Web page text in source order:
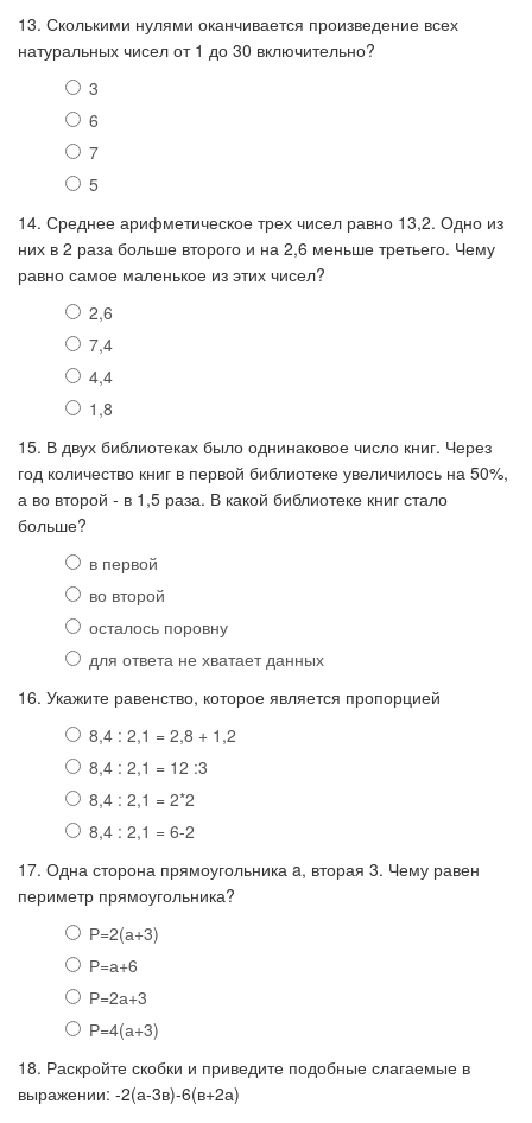
13. Сколькими нулями оканчивается произведение всех
натуральных чисел от 1 до 30 включительно?
3
6
7
5
14. Среднее арифметическое трех чисел равно 13,2. Одно из
них в 2 раза больше второго и на 2,6 меньше третьего. Чему
равно самое маленькое из этих чисел?
2,6
7,4
4,4
1,8
15. В двух библиотеках было однинаковое число книг. Через
год количество книг в первой библиотеке увеличилось на 50%,
а во второй - в 1,5 раза. В какой библиотеке книг стало
больше?
в первой
во второй
осталось поровну
для ответа не хватает данных
16. Укажите равенство, которое является пропорцией
8,4 : 2,1 = 2,8 + 1,2
8,4 : 2,1 = 12 :3
8,4 : 2,1 = 2*2
8,4 : 2,1 = 6-2
17. Одна сторона прямоугольника a, вторая 3. Чему равен
периметр прямоугольника?
Р=2(а+3)
Р=а+6
Р=2а+3
Р=4(а+3)
18. Раскройте скобки и приведите подобные слагаемые в
выражении: -2(а-3в)-6(в+2а)